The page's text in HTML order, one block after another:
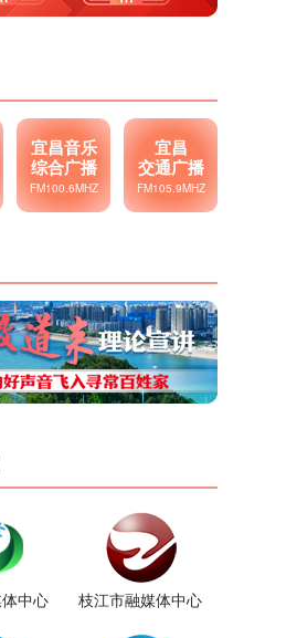
宜昌音乐
综合广播
FM100.6MHZ
宜昌
交通广播
FM105.9MHZ
中心 枝江市融媒体中心